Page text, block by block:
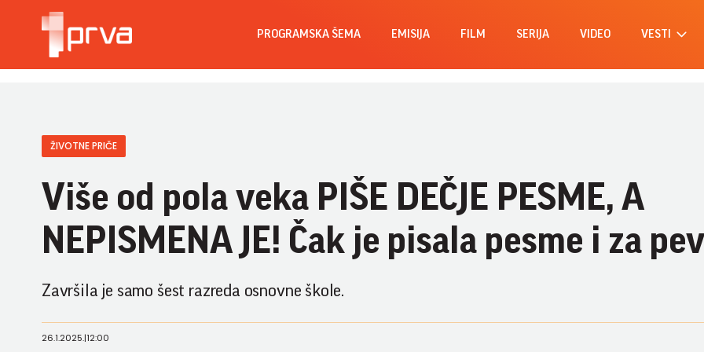
PROGRAMSKA ŠEMA EMISIJA FILM SERIJA VIDEO VESTI
ŽIVOTNE PRIČE
Više od pola veka PIŠE DEČJE PESME, A
NEPISMENA JE! Čak je pisala pesme i za
Završila je samo šest razreda osnovne škole.
26.1.2025.|12:00